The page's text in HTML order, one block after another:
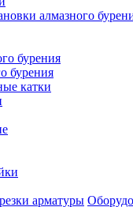
алмазного
бурения
бурения
катки